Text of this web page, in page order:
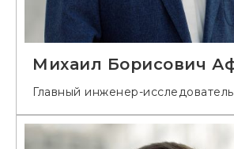
Михаил Борисович
Главный инженер-исследователь